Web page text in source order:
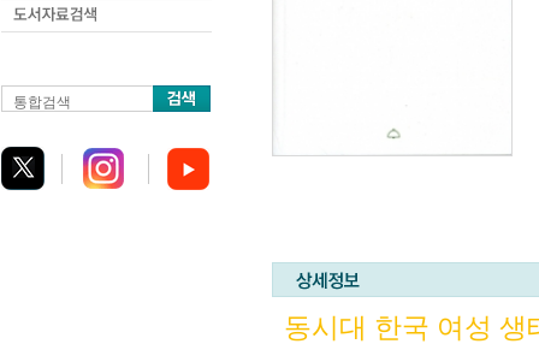
통합검색
동시대 한국 여성